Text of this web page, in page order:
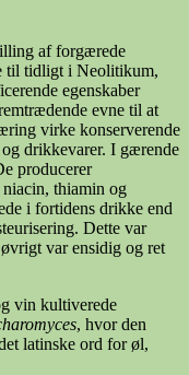
af forgærede
til tidligt i Neolitikum,
egenskaber
evne til at
virke konserverende
drikkevarer. I gærende
producerer
thiamin og
i fortidens drikke end
Dette var
var ensidig og ret
vin kultiverede
, hvor den
latinske ord for øl,